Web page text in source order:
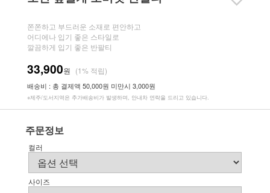
쫀쫀하고 부드러운 소재로 편안하고
어디에나 입기 좋은 스타일로
깔끔하게 입기 좋은 반팔티
33,900원 (1% 적립)
배송비 : 총 결제액 50,000원 미만시 3,000원
※제주/도서지역은 추가배송비가 발생하며, 안내차 연락을 드리고 있습니다.
주문정보
컬러
사이즈